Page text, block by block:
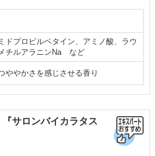
ドプロピルベタイン、アミノ酸、ラウ
チルアラニンNa など
ややかさを感じさせる香り
サロンバイカラタス